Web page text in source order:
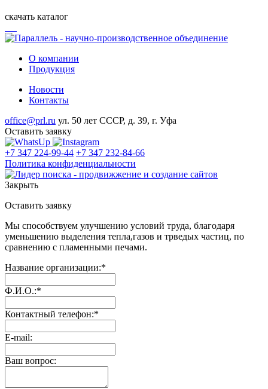
скачать каталог
О компании
Продукция
Новости
Контакты
office@prl.ru ул. 50 лет СССР, д. 39, г. Уфа
Оставить заявку
+7 347 224-99-44 +7 347 232-84-66
Политика конфиденциальности
Закрыть
Оставить заявку
Мы способствуем улучшению условий труда, благодаря
уменьшению выделения тепла,газов и трведых частиц, по
сравнению с пламенными печами.
Название организации:*
Ф.И.О.:*
Контактный телефон:*
E-mail:
Ваш вопрос: